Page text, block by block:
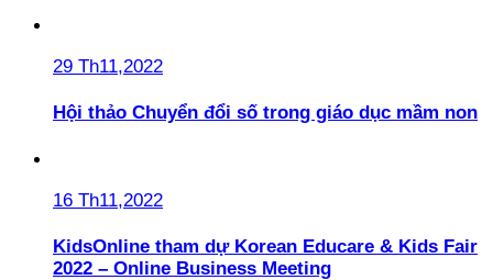
29 Th11,2022
Hội thảo Chuyển đổi số trong giáo dục mầm non
16 Th11,2022
KidsOnline tham dự Korean Educare & Kids Fair
2022 – Online Business Meeting